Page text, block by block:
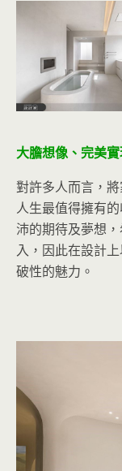
大膽想像、完美
對許多人而言，
人生最值得擁有
沛的期待及夢想
入，因此在設計
破性的魅力。